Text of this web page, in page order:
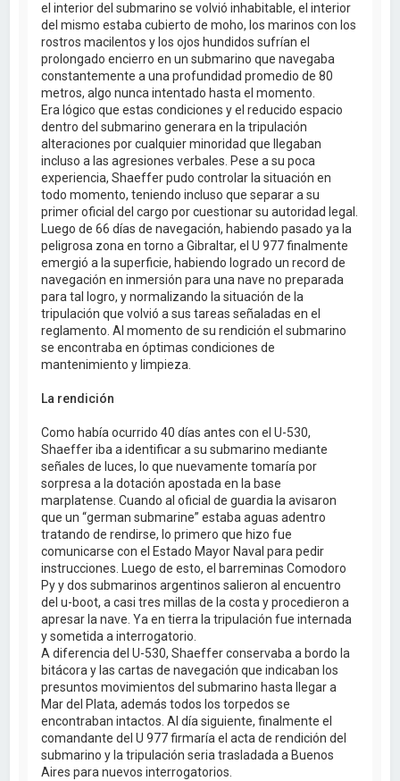
el interior del submarino se volvió inhabitable, el interior
del mismo estaba cubierto de moho, los marinos con los
rostros macilentos y los ojos hundidos sufrían el
prolongado encierro en un submarino que navegaba
constantemente a una profundidad promedio de 80
metros, algo nunca intentado hasta el momento.
Era lógico que estas condiciones y el reducido espacio
dentro del submarino generara en la tripulación
alteraciones por cualquier minoridad que llegaban
incluso a las agresiones verbales. Pese a su poca
experiencia, Shaeffer pudo controlar la situación en
todo momento, teniendo incluso que separar a su
primer oficial del cargo por cuestionar su autoridad legal.
Luego de 66 días de navegación, habiendo pasado ya la
peligrosa zona en torno a Gibraltar, el U 977 finalmente
emergió a la superficie, habiendo logrado un record de
navegación en inmersión para una nave no preparada
para tal logro, y normalizando la situación de la
tripulación que volvió a sus tareas señaladas en el
reglamento. Al momento de su rendición el submarino
se encontraba en óptimas condiciones de
mantenimiento y limpieza.
La rendición
Como había ocurrido 40 días antes con el U-530,
Shaeffer iba a identificar a su submarino mediante
señales de luces, lo que nuevamente tomaría por
sorpresa a la dotación apostada en la base
marplatense. Cuando al oficial de guardia la avisaron
que un “german submarine” estaba aguas adentro
tratando de rendirse, lo primero que hizo fue
comunicarse con el Estado Mayor Naval para pedir
instrucciones. Luego de esto, el barreminas Comodoro
Py y dos submarinos argentinos salieron al encuentro
del u-boot, a casi tres millas de la costa y procedieron a
apresar la nave. Ya en tierra la tripulación fue internada
y sometida a interrogatorio.
A diferencia del U-530, Shaeffer conservaba a bordo la
bitácora y las cartas de navegación que indicaban los
presuntos movimientos del submarino hasta llegar a
Mar del Plata, además todos los torpedos se
encontraban intactos. Al día siguiente, finalmente el
comandante del U 977 firmaría el acta de rendición del
submarino y la tripulación seria trasladada a Buenos
Aires para nuevos interrogatorios.